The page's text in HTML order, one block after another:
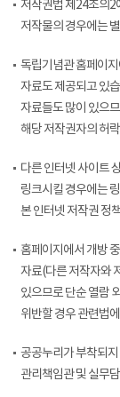
저작권법 제24조의2
저작물의 경우에는
독립기념관 홈페이
자료도 제공되고 있
자료들도 많이 있으
해당 저작권자의 허
다른 인터넷 사이트
링크시킬 경우에는
본 인터넷 저작권 정
홈페이지에서 개방
자료(다른 저작자와
있으므로 단순 열람
위반할 경우 관련법
공공누리가 부착되
관리책임관 및 실무